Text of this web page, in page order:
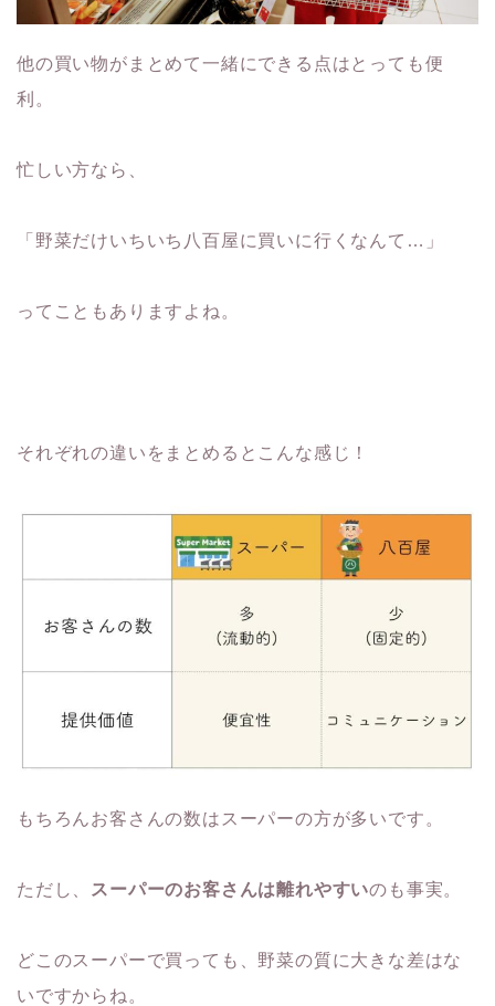
他の買い物がまとめて一緒にできる点はとっても便
利。
忙しい方なら、
「野菜だけいちいち八百屋に買いに行くなんて…」
ってこともありますよね。
それぞれの違いをまとめるとこんな感じ！
もちろんお客さんの数はスーパーの方が多いです。
ただし、 スーパーのお客さんは離れやすいのも事実。
どこのスーパーで買っても、野菜の質に大きな差はな
いですからね。